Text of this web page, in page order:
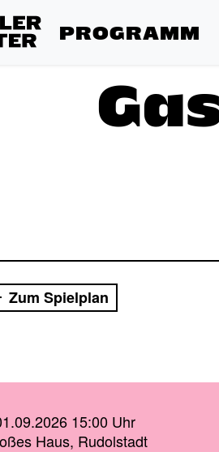
PROGRAMM
Zum Spielplan
15:00 Uhr
Haus, Rudolstadt